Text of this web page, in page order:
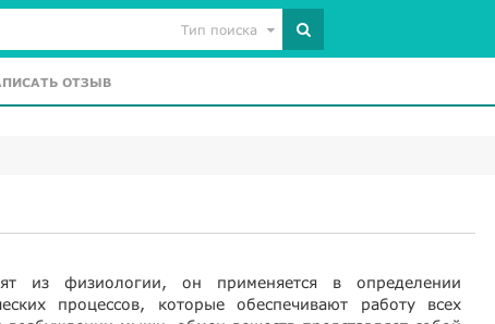
Тип поиска
ОТЗЫВ
из физиологии, он применяется в определении
процессов, которые обеспечивают работу всех